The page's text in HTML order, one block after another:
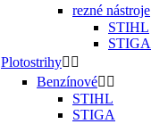
rezné nástroje
STIHL
STIGA
Plotostrihy 
Benzínové 
STIHL
STIGA